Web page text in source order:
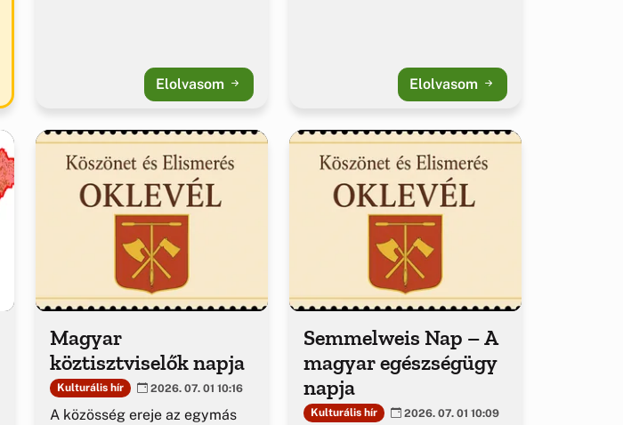
Elolvasom Elolvasom
Magyar
köztisztviselők napja
Kulturális hír 2026. 07. 01 10:16
A közösség ereje az egymás
Semmelweis Nap – A
magyar egészségügy
napja
Kulturális hír 2026. 07. 01 10:09